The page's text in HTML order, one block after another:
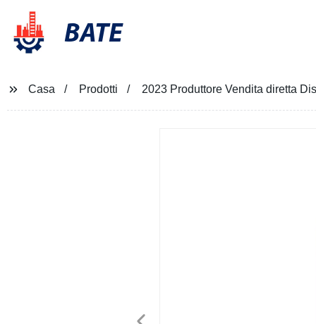
BATE
Casa Prodotti 2023 Produttore Vendita diretta